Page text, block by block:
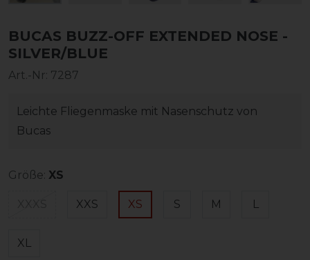
BUCAS BUZZ-OFF EXTENDED NOSE -
SILVER/BLUE
Art.-Nr: 7287
Leichte Fliegenmaske mit Nasenschutz von
Bucas
Größe: XS
XXS XS S M L
XL